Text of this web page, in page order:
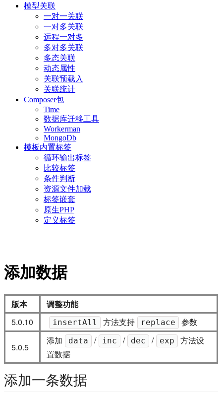
模型关联
一对一关联
一对多关联
远程一对多
多对多关联
多态关联
动态属性
关联预载入
关联统计
Composer包
Time
数据库迁移工具
Workerman
MongoDb
模板内置标签
循环输出标签
比较标签
条件判断
资源文件加载
标签嵌套
原生PHP
定义标签
添加数据
版本
调整功能
5.0.10
insertAll 方法支持 replace 参数
5.0.5
添加 data / inc / dec / exp
方法设
置数据
添加一条数据